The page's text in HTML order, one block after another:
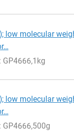
low molecular
: GP4666,1kg
low molecular
: GP4666,500g